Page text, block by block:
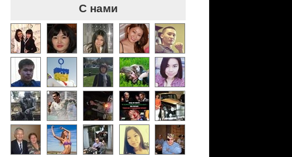
С нами